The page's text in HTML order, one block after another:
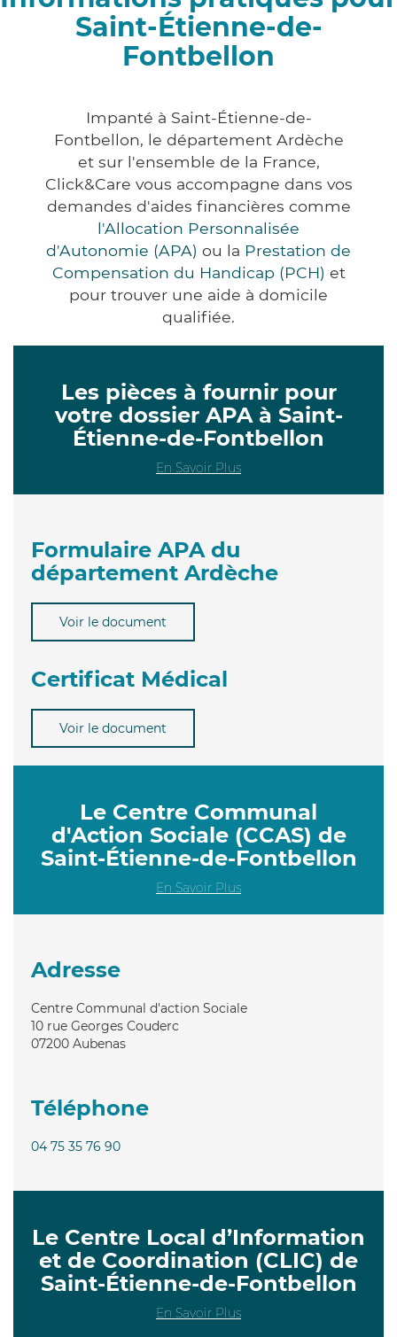
Saint-Étienne-de-
Fontbellon
Impanté à Saint-Étienne-de-
Fontbellon, le département Ardèche
et sur l'ensemble de la France,
Click&Care vous accompagne dans vos
demandes d'aides financières comme
l'Allocation Personnalisée
d'Autonomie (APA) ou la Prestation de
Compensation du Handicap (PCH) et
pour trouver une aide à domicile
qualifiée.
Les pièces à fournir pour
votre dossier APA à Saint-
Étienne-de-Fontbellon
En Savoir Plus
Formulaire APA du
département Ardèche
Voir le document
Certificat Médical
Voir le document
Le Centre Communal
d'Action Sociale (CCAS) de
Saint-Étienne-de-Fontbellon
En Savoir Plus
Adresse
Centre Communal d'action Sociale
10 rue Georges Couderc
07200 Aubenas
Téléphone
04 75 35 76 90
Le Centre Local d’Information
et de Coordination (CLIC) de
Saint-Étienne-de-Fontbellon
En Savoir Plus